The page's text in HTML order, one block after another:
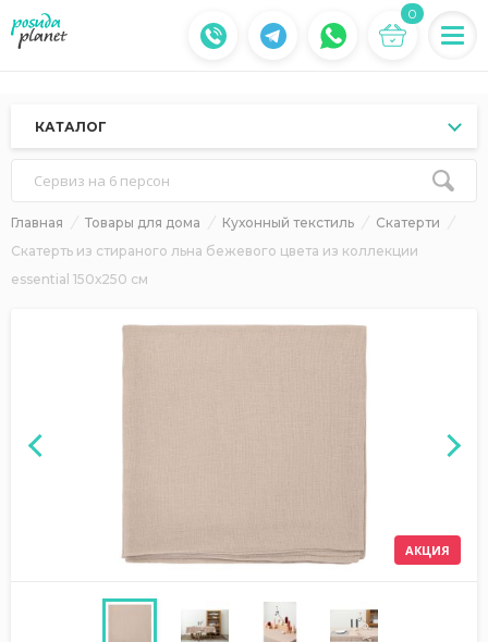
0
КАТАЛОГ
Сервиз на 6 персон
Главная Товары для дома Кухонный текстиль
Скатерти
Скатерть из стираного льна бежевого цвета из коллекции
essential 150х250 см
АКЦИЯ